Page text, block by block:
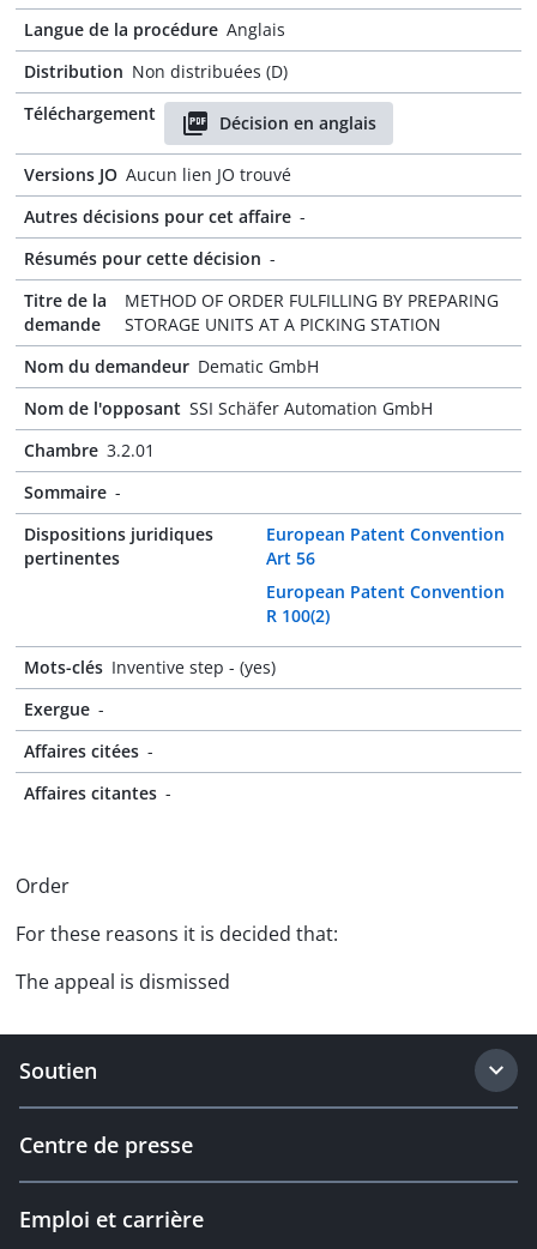
Langue de la procédure Anglais
Distribution Non distribuées (D)
Téléchargement
Décision en anglais
Versions JO Aucun lien JO trouvé
Autres décisions pour cet affaire -
Résumés pour cette décision -
Titre de la
demande
METHOD OF ORDER FULFILLING BY PREPARING
STORAGE UNITS AT A PICKING STATION
Nom du demandeur Dematic GmbH
Nom de l'opposant SSI Schäfer Automation GmbH
Chambre 3.2.01
Sommaire -
Dispositions juridiques
pertinentes
European Patent Convention
Art 56
European Patent Convention
R 100(2)
Mots-clés Inventive step - (yes)
Exergue -
Affaires citées -
Affaires citantes -
Order
For these reasons it is decided that:
The appeal is dismissed
Soutien
Centre de presse
Emploi et carrière